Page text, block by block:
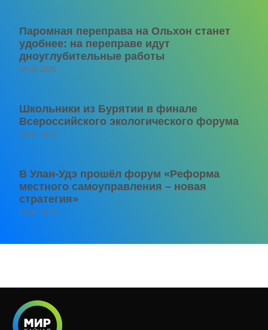
Паромная переправа на Ольхон станет
удобнее: на переправе идут
дноуглубительные работы
06.08.2026
Школьники из Бурятии в финале
Всероссийского экологического форума
06.08.2026
В Улан-Удэ прошёл форум «Реформа
местного самоуправления – новая
стратегия»
05.08.2026